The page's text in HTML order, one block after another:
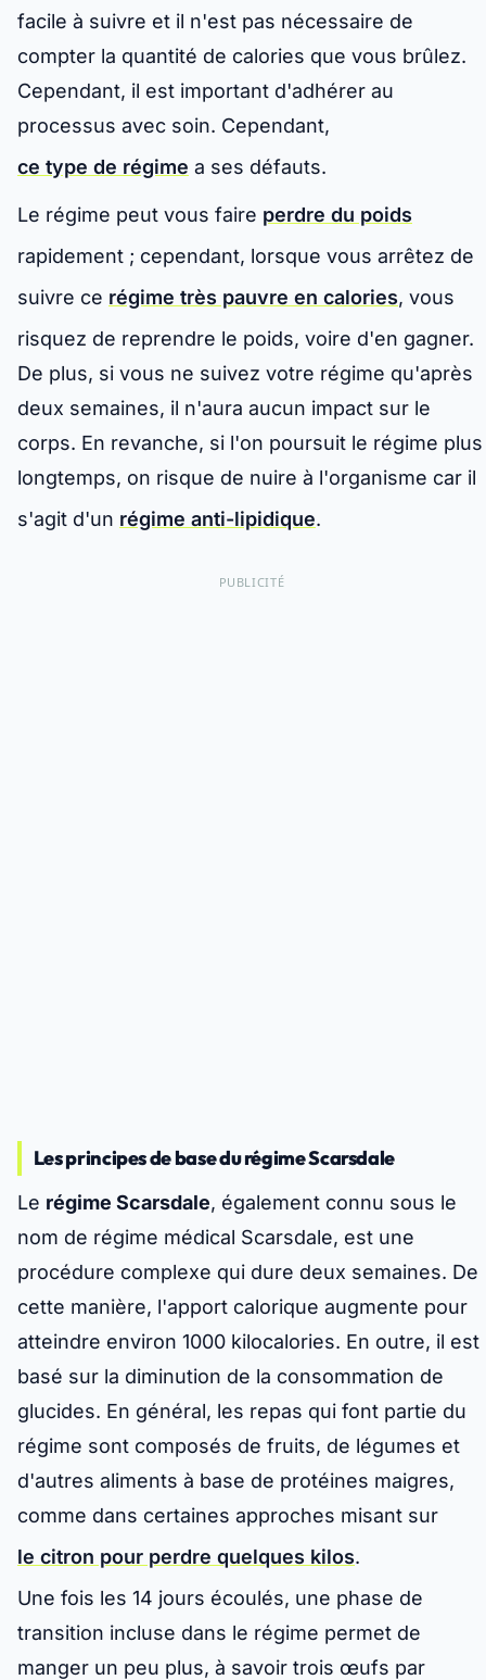
facile à suivre et il n'est pas nécessaire de
compter la quantité de calories que vous brûlez.
Cependant, il est important d'adhérer au
processus avec soin. Cependant,
ce type de régime a ses défauts.
Le régime peut vous faire perdre du poids
rapidement ; cependant, lorsque vous arrêtez de
suivre ce régime très pauvre en calories, vous
risquez de reprendre le poids, voire d'en gagner.
De plus, si vous ne suivez votre régime qu'après
deux semaines, il n'aura aucun impact sur le
corps. En revanche, si l'on poursuit le régime plus
longtemps, on risque de nuire à l'organisme car il
s'agit d'un régime anti-lipidique.
PUBLICITÉ
Les principes de base du régime Scarsdale
Le régime Scarsdale, également connu sous le
nom de régime médical Scarsdale, est une
procédure complexe qui dure deux semaines. De
cette manière, l'apport calorique augmente pour
atteindre environ 1000 kilocalories. En outre, il est
basé sur la diminution de la consommation de
glucides. En général, les repas qui font partie du
régime sont composés de fruits, de légumes et
d'autres aliments à base de protéines maigres,
comme dans certaines approches misant sur
le citron pour perdre quelques kilos.
Une fois les 14 jours écoulés, une phase de
transition incluse dans le régime permet de
manger un peu plus, à savoir trois œufs par